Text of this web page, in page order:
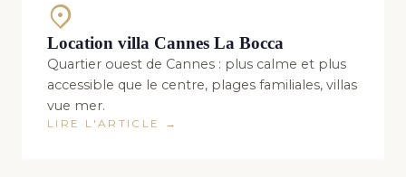
Location villa Cannes La Bocca
Quartier ouest de Cannes : plus calme et plus
accessible que le centre, plages familiales, villas
vue mer.
LIRE L'ARTICLE →